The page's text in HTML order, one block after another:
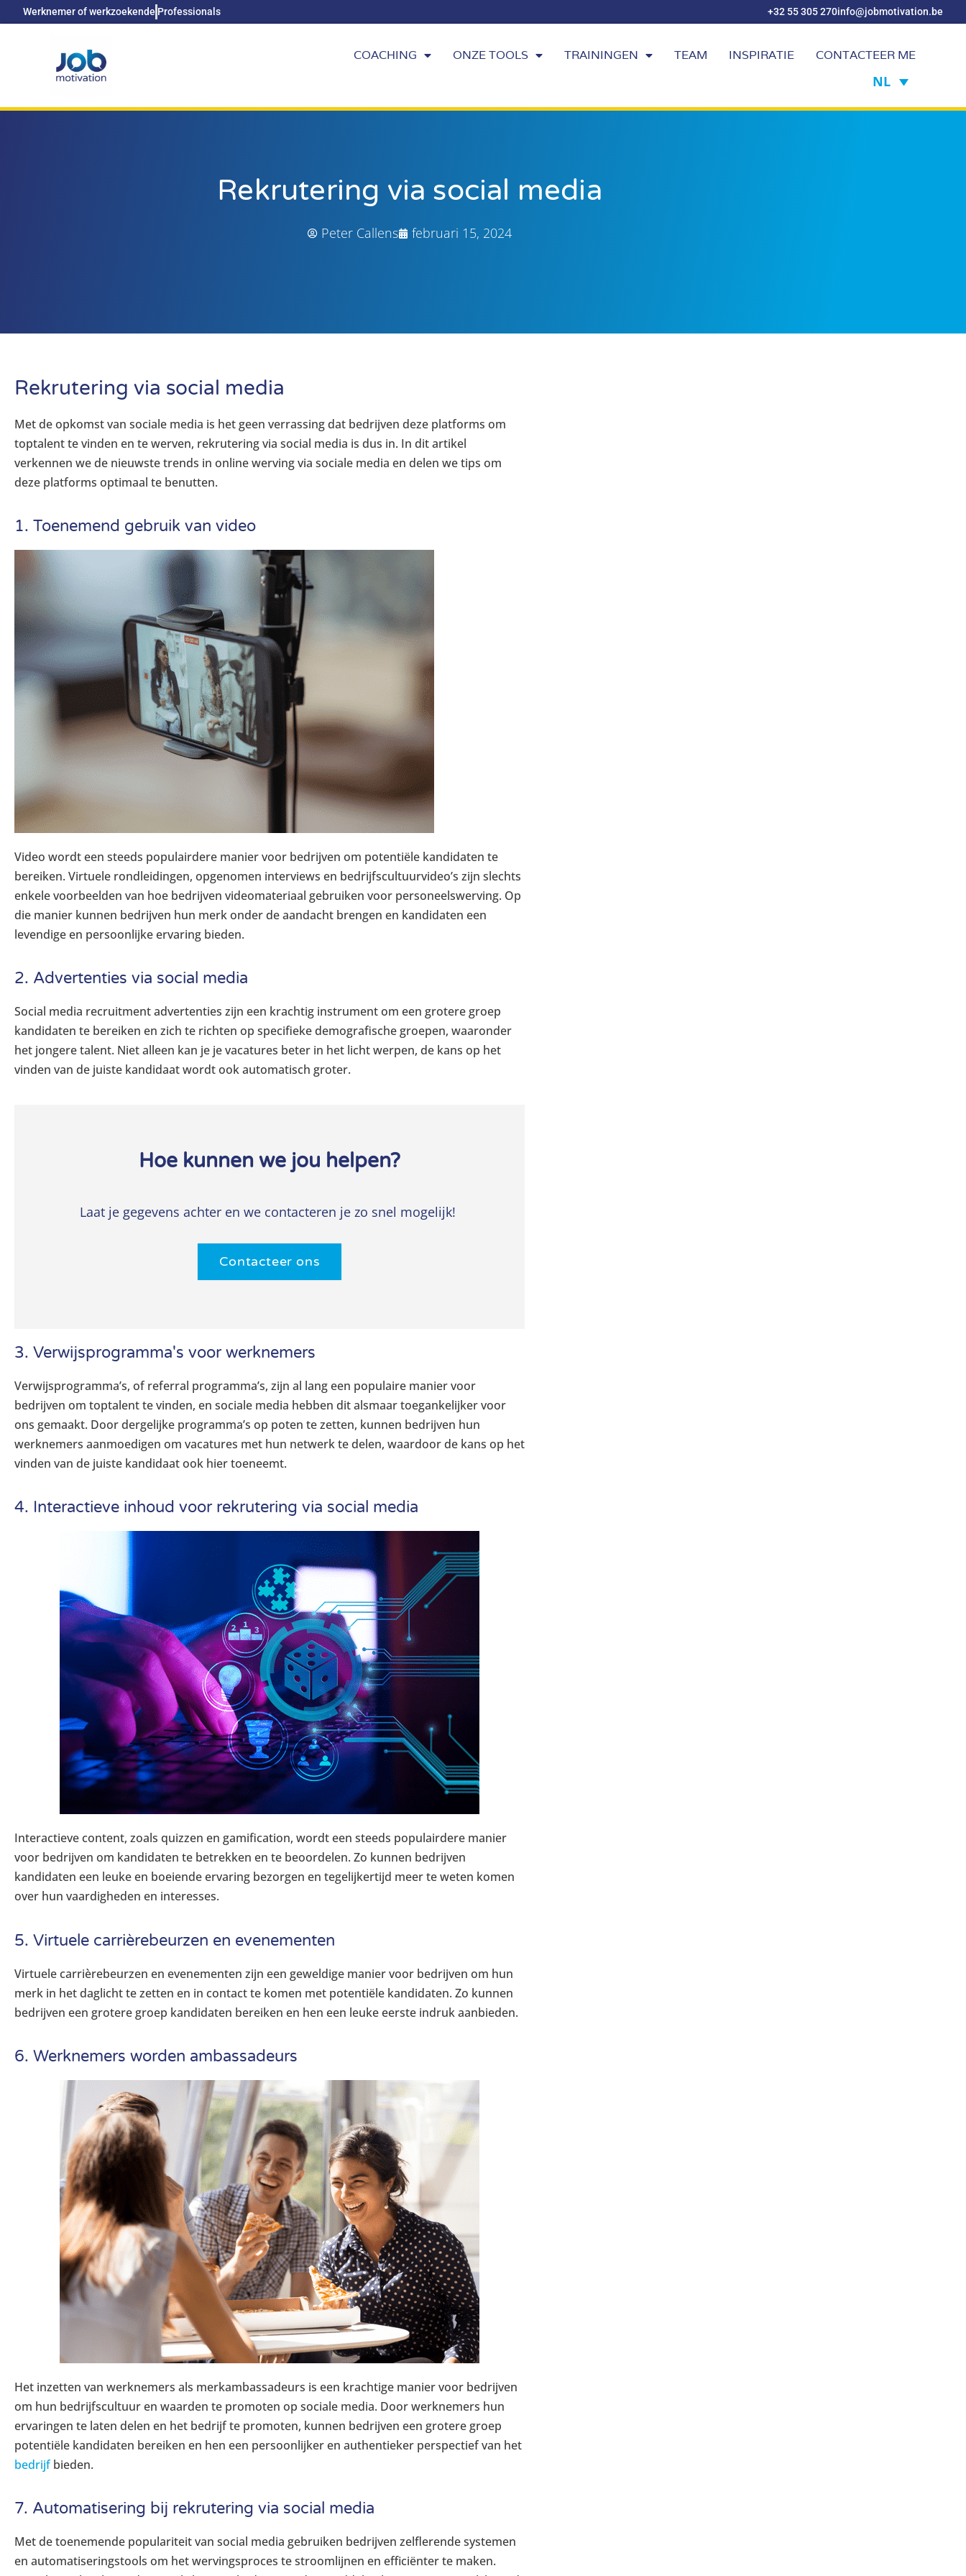
Werknemer of werkzoekende Professionals +32 55 305 270info@jobmotivation.be
COACHING ONZE TOOLS TRAININGEN TEAM INSPIRATIE CONTACTEER ME
NL
Rekrutering via social media
Peter Callens februari 15, 2024
Rekrutering via social media
Met de opkomst van sociale media is het geen verrassing dat bedrijven deze platforms om
toptalent te vinden en te werven, rekrutering via social media is dus in. In dit artikel
verkennen we de nieuwste trends in online werving via sociale media en delen we tips om
deze platforms optimaal te benutten.
1. Toenemend gebruik van video
Video wordt een steeds populairdere manier voor bedrijven om potentiële kandidaten te
bereiken. Virtuele rondleidingen, opgenomen interviews en bedrijfscultuurvideo’s zijn slechts
enkele voorbeelden van hoe bedrijven videomateriaal gebruiken voor personeelswerving. Op
die manier kunnen bedrijven hun merk onder de aandacht brengen en kandidaten een
levendige en persoonlijke ervaring bieden.
2. Advertenties via social media
Social media recruitment advertenties zijn een krachtig instrument om een grotere groep
kandidaten te bereiken en zich te richten op specifieke demografische groepen, waaronder
het jongere talent. Niet alleen kan je jevacatures beter in het licht werpen, de kans op het
vinden van de juiste kandidaat wordt ook automatisch groter.
Hoe kunnen we jou helpen?
Laat je gegevens achter en we contacteren je zo snel mogelijk!
Contacteer ons
3. Verwijsprogramma's voor werknemers
Verwijsprogramma’s, ofreferral programma’s, zijn al lang een populaire manier voor
bedrijven om toptalent te vinden, en sociale media hebben dit alsmaar toegankelijker voor
ons gemaakt. Door dergelijke programma’s op poten te zetten, kunnen bedrijven hun
werknemers aanmoedigen om vacatures met hun netwerk te delen, waardoor de kans op het
vinden van de juiste kandidaat ook hier toeneemt.
4. Interactieve inhoud voor rekrutering via social media
Interactieve content, zoals quizzen en gamification, wordt een steeds populairdere manier
voor bedrijven om kandidaten te betrekken en te beoordelen. Zo kunnen bedrijven
kandidaten een leuke en boeiende ervaring bezorgen en tegelijkertijd meer te weten komen
over hun vaardigheden en interesses.
5. Virtuele carrièrebeurzen en evenementen
Virtuele carrièrebeurzen en evenementen zijn een geweldige manier voor bedrijven om hun
merk in het daglicht te zetten en in contact te komen met potentiële kandidaten. Zo kunnen
bedrijven een grotere groep kandidaten bereiken en hen een leuke eerste indruk aanbieden.
6. Werknemers worden ambassadeurs
Het inzetten van werknemers als merkambassadeurs is een krachtige manier voor bedrijven
om hun bedrijfscultuur en waarden te promoten op sociale media. Door werknemers hun
ervaringen te laten delen en het bedrijf te promoten, kunnen bedrijven een grotere groep
potentiële kandidaten bereiken en hen een persoonlijker en authentieker perspectief van het
bedrijfbieden.
7. Automatisering bij rekrutering via social media
Met de toenemende populariteit van social media gebruiken bedrijven zelflerende systemen
en automatiseringstools om het wervingsproces te stroomlijnen en efficiënter te maken.